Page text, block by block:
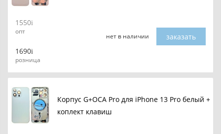
1550
опт
1690
розница
нет в наличии заказать
Корпус G+OCA Pro для iPhone 13 Pro белый +
коплект клавиш